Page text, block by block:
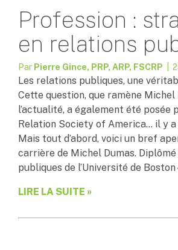
Profession :
en relations
Par Pierre Gince, PRP, ARP, FSCRP |
Les relations publiques, une
Cette question, que ramène Michel
l’actualité, a également été posée
Relation Society of America… il y a
Mais tout d’abord, voici un bref
carrière de Michel Dumas.
publiques de l’Université de Boston
LIRE LA SUITE »